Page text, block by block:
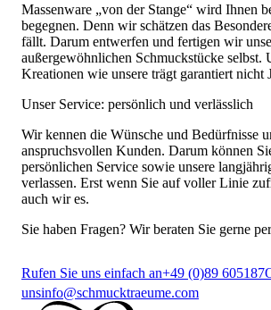
Massenware „von der Stange“ wird Ihnen
begegnen. Denn wir schätzen das
fällt. Darum entwerfen und fertigen wir
außergewöhnlichen Schmuckstücke selbst.
Kreationen wie unsere trägt garantiert nicht
Unser Service: persönlich und verlässlich
Wir kennen die Wünsche und Bedürfnisse
anspruchsvollen Kunden. Darum können
persönlichen Service sowie unsere
verlassen. Erst wenn Sie auf voller Linie
auch wir es.
Sie haben Fragen? Wir beraten Sie gerne
Rufen Sie uns einfach an+49 (0)89 605187
unsinfo@schmucktraeume.com